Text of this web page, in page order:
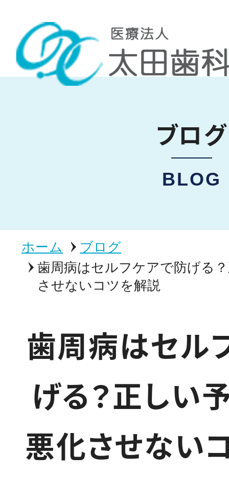
ブログ
BLOG
ホーム
ブログ
歯周病はセルフケアで防げる
させないコツを解説
歯周病はセル
げる？正しい
悪化させない